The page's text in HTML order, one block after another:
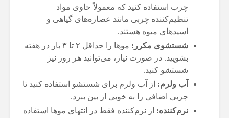
چرب استفاده کنید که معمولاً حاوی مواد
تنظیم‌کننده چربی مانند عصاره‌های گیاهی و
اسیدهای میوه هستند.
شستشوی مکرر:
موها را حداقل ۲ تا ۳ بار در هفته
بشویید. در صورت نیاز، می‌توانید هر روز نیز
شستشو کنید.
آب ولرم: از آب ولرم برای شستشو استفاده کنید تا
چربی اضافی را به خوبی از بین ببرد.
نرم‌کننده: از نرم‌کننده فقط در انتهای موها استفاده